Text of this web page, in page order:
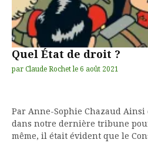
Quel État de droit ?
par Claude Rochet le 6 août 2021
Par Anne-Sophie Chazaud
dans notre dernière tribune
même, il était évident que le